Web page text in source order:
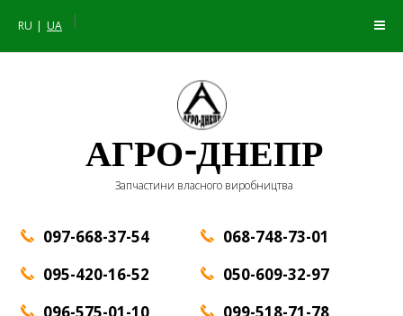
RU UA |
АГРО-ДНЕПР
Запчастини власного виробництва
097-668-37-54
095-420-16-52
068-748-73-01
050-609-32-97